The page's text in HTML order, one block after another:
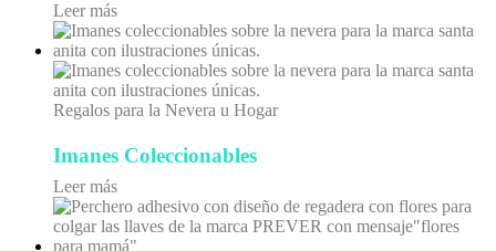
Leer más
Regalos para la Nevera u Hogar
Imanes Coleccionables
Leer más